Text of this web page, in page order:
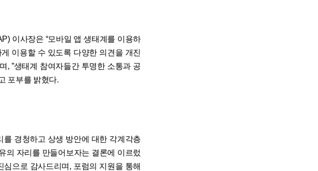
이사장은 “모바일 앱 생태계를 이용하
이용할 수 있도록 다양한 의견을 개진
, ”생태계 참여자들간 투명한 소통과 공
포부를 밝혔다.
를 경청하고 상생 방안에 대한 각계각층
의 자리를 만들어보자는 결론에 이르렀
심으로 감사드리며, 포럼의 지원을 통해